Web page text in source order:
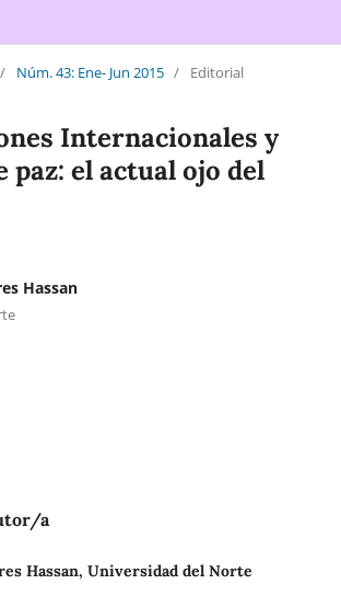
/ Núm. 43: Ene- Jun 2015 / Editorial
Internacionales y
paz: el actual ojo del
Hassan
a
Hassan, Universidad del Norte